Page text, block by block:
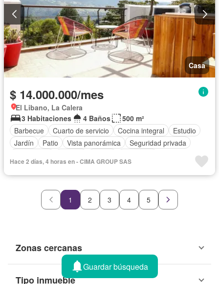
Casa
$ 14.000.000/mes
El Libano, La Calera
3 Habitaciones
4 Baños
500 m²
Barbecue
Cuarto de servicio Cocina integral
Estudio
Jardín
Patio Vista panorámica
Seguridad privada
Caseta de vigilancia
Hace 2 días, 4 horas en - CIMA GROUP SAS
1 2 3 4 5
Zonas cercanas
Tipo inmueble
Guardar búsqueda